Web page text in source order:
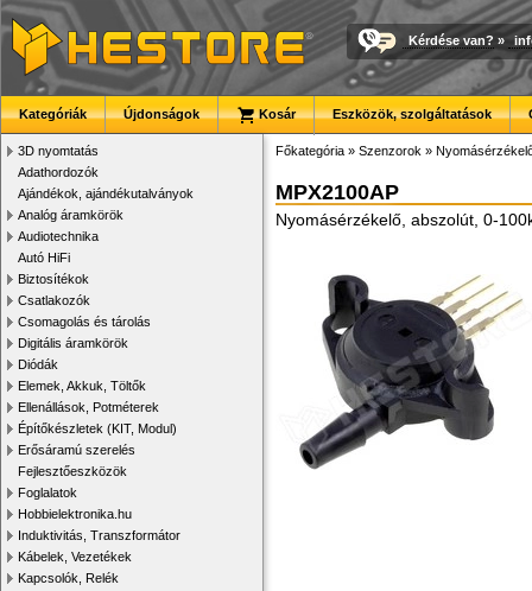
Kérdése van? »
Kategóriák Újdonságok Kosár Eszközök, szolgáltatások
3D nyomtatás
Adathordozók
Ajándékok, ajándékutalványok
Analóg áramkörök
Audiotechnika
Autó HiFi
Biztosítékok
Csatlakozók
Csomagolás és tárolás
Digitális áramkörök
Diódák
Elemek, Akkuk, Töltők
Ellenállások, Potméterek
Építőkészletek (KIT, Modul)
Erősáramú szerelés
Fejlesztőeszközök
Foglalatok
Hobbielektronika.hu
Induktivitás, Transzformátor
Kábelek, Vezetékek
Kapcsolók, Relék
Főkategória » Szenzorok »
MPX2100AP
Nyomásérzékelő, abszolút, 0-